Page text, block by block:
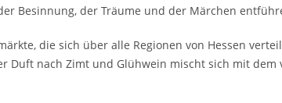
Besinnung, der Träume und der Märchen
die sich über alle Regionen von Hessen
nach Zimt und Glühwein mischt sich mit dem